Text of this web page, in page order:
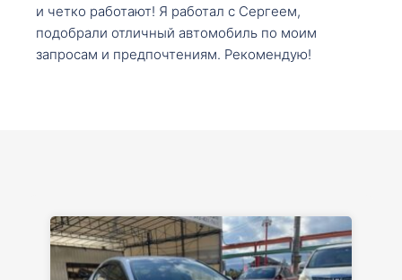
и четко работают! Я работал с Сергеем,
подобрали отличный автомобиль по моим
запросам и предпочтениям. Рекомендую!